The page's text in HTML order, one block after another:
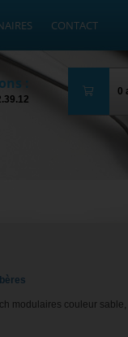
CONTACT
: 0
modulaires couleur sable,